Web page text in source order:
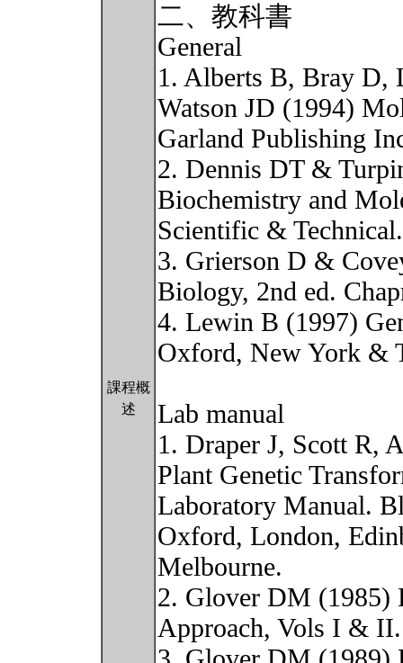
課程概
述
二、教科書
General
1. Alberts B, Bray D,
Watson JD (1994)
Garland Publishing
2. Dennis DT &
Biochemistry and
Scientific &
3. Grierson D &
Biology, 2nd ed.
4. Lewin B (1997)
Oxford, New York &
Lab manual
1. Draper J, Scott R,
Plant Genetic
Laboratory Manual.
Oxford, London,
Melbourne.
2. Glover DM (1985)
Approach, Vols I &